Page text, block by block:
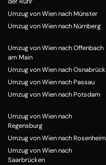
Umzug von Wien nach Münster
Umzug von Wien nach Nürnberg
Umzug von Wien nach Offenbach
am Main
Umzug von Wien nach Osnabrück
Umzug von Wien nach Passau
Umzug von Wien nach Potsdam
Umzug von Wien nach
Regensburg
Umzug von Wien nach Rosenheim
Umzug von Wien nach
Saarbrücken